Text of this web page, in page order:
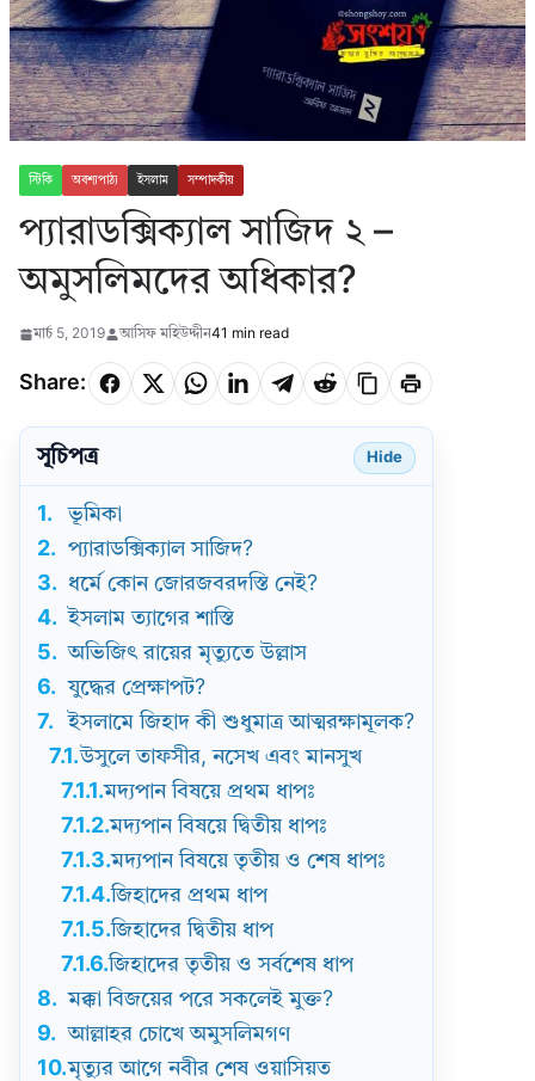
স্টিকি অবশ্যপাঠ্য ইসলাম সম্পাদকীয়
প্যারাডক্সিক্যাল সাজিদ ২ –
অমুসলিমদের অধিকার?
মার্চ 5, 2019 আসিফ মহিউদ্দীন41 min read
Share:
সূচিপত্র Hide
1.
ভূমিকা
2.
প্যারাডক্সিক্যাল সাজিদ?
3. ধর্মে কোন জোরজবরদস্তি নেই?
4. ইসলাম ত্যাগের শাস্তি
5. অভিজিৎ রায়ের মৃত্যুতে উল্লাস
6.
যুদ্ধের প্রেক্ষাপট?
7.
ইসলামে জিহাদ কী শুধুমাত্র আত্মরক্ষামূলক?
7.1.উসুলে তাফসীর, নসেখ এবং মানসুখ
7.1.1.মদ্যপান বিষয়ে প্রথম ধাপঃ
7.1.2.মদ্যপান বিষয়ে দ্বিতীয় ধাপঃ
7.1.3.মদ্যপান বিষয়ে তৃতীয় ও শেষ ধাপঃ
7.1.4.জিহাদের প্রথম ধাপ
7.1.5.জিহাদের দ্বিতীয় ধাপ
7.1.6.জিহাদের তৃতীয় ও সর্বশেষ ধাপ
8. মক্কা বিজয়ের পরে সকলেই মুক্ত?
9.
আল্লাহর চোখে অমুসলিমগণ
10.মৃত্যুর আগে নবীর শেষ ওয়াসিয়ত